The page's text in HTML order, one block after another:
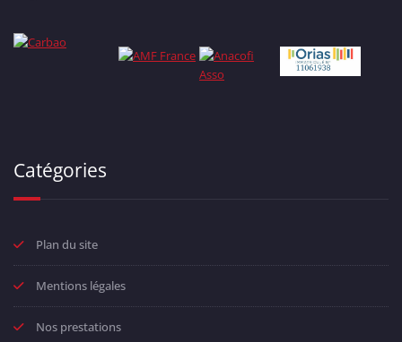
Catégories
Plan du site
Mentions légales
Nos prestations